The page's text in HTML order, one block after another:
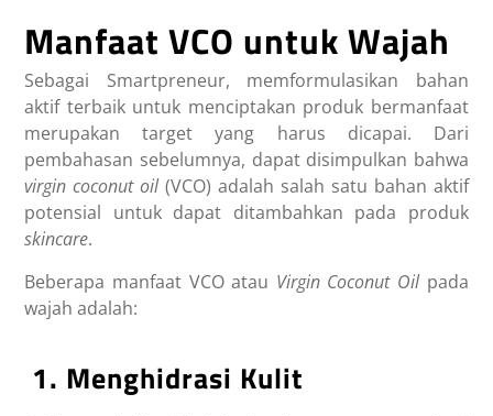
Manfaat VCO untuk Wajah
Sebagai Smartpreneur, memformulasikan bahan
aktif terbaik untuk menciptakan produk bermanfaat
merupakan target yang harus dicapai. Dari
pembahasan sebelumnya, dapat disimpulkan bahwa
virgin coconut oil(VCO) adalah salah satu bahan aktif
potensial untuk dapat ditambahkan pada produk
skincare.
Beberapa manfaat VCO atau Virgin Coconut Oil pada
wajah adalah:
1. Menghidrasi Kulit